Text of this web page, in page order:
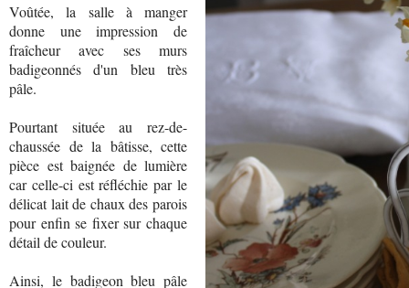
Voûtée, la salle à manger
donne une impression de
fraîcheur avec ses murs
badigeonnés d'un bleu très
pâle.
Pourtant située au rez-de-
chaussée de la bâtisse, cette
pièce est baignée de lumière
car celle-ci est réfléchie par le
délicat lait de chaux des parois
pour enfin se fixer sur chaque
détail de couleur.
Ainsi, le badigeon bleu pâle